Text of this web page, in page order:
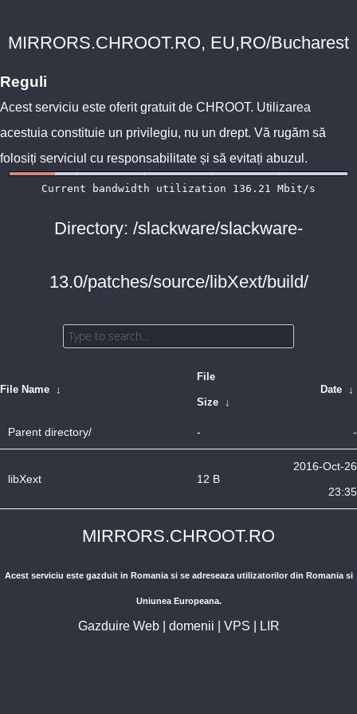
MIRRORS.CHROOT.RO, EU,RO/Bucharest
Reguli
Acest serviciu este oferit gratuit de CHROOT. Utilizarea
acestuia constituie un privilegiu, nu un drept. Vă rugăm să
folosiți serviciul cu responsabilitate și să evitați abuzul.
Directory: /slackware/slackware-
13.0/patches/source/libXext/build/
File Name ↓
File
Size ↓
Date ↓
Parent directory/ - -
libXext 12 B
2016-Oct-26
23:35
MIRRORS.CHROOT.RO
Acest serviciu este gazduit in Romania si se adreseaza utilizatorilor din Romania si
Uniunea Europeana.
Gazduire Web| domenii VPS LIR